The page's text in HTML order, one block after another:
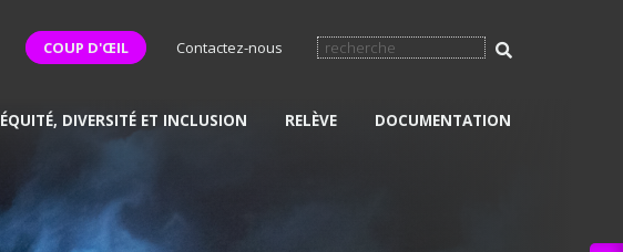
COUP D'ŒIL Contactez-nous
ÉQUITÉ, DIVERSITÉ ET INCLUSION RELÈVE DOCUMENTATION